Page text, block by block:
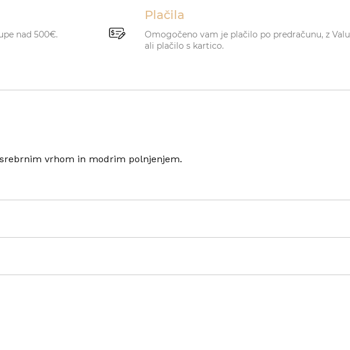
nad 500€.
Plačila
Omogočeno vam je plačilo po predračunu, z Valu
ali plačilo s kartico.
vrhom in modrim polnjenjem.